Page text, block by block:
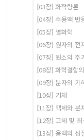
[03장] 화학량론
[04장] 수용액 반
[05장] 열화학
[06장] 원자의 전
[07장] 원소의 주
[08장] 화학결합
[09장] 분자의 기
[10장] 기체
[11장] 액체와 분
[12장] 고체 및 최
[13장] 용액의 성